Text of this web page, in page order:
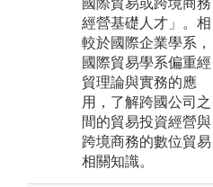
經營基礎人才」。相
較於國際企業學系，
國際貿易學系偏重經
貿理論與實務的應
用，了解跨國公司之
間的貿易投資經營與
跨境商務的數位貿易
相關知識。